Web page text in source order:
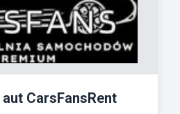
CarsFansRent